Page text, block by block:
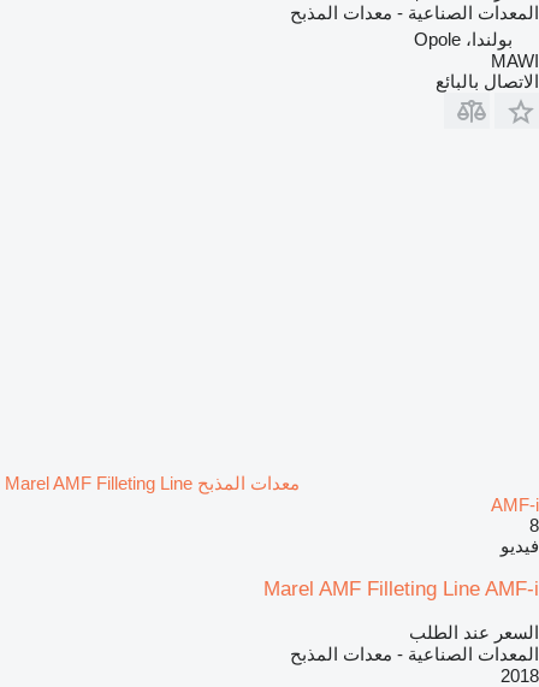
المعدات الصناعية - معدات المذبح
بولندا، Opole
MAWI
الاتصال بالبائع
معدات المذبح Marel AMF Filleting Line
AMF-i
8
فيديو
Marel AMF Filleting Line AMF-i
السعر عند الطلب
المعدات الصناعية - معدات المذبح
2018